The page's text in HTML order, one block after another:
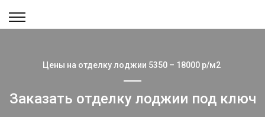
Цены на отделку лоджии 5350 – 18000 р/м2
Заказать отделку лоджии под ключ